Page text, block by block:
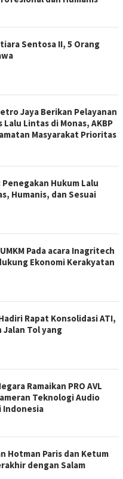
Sentosa II, 5 Orang
Jaya Berikan Pelayanan
Lalu Lintas di Monas, AKBP
Masyarakat Prioritas
Penegakan Hukum Lalu
Humanis, dan Sesuai
Pada acara Inagritech
Ekonomi Kerakyatan
Rapat Konsolidasi ATI,
Jalan Tol yang
Ramaikan PRO AVL
Teknologi Audio
Indonesia
Hotman Paris dan Ketum
dengan Salam